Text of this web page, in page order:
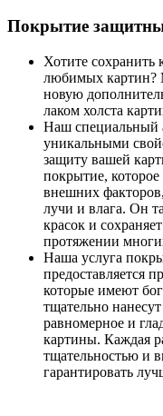
Покрытие
Хотите сохранить
любимых картин?
новую
лаком холста
Наш специальный
уникальными
защиту вашей
покрытие, которое
внешних
лучи и влага. Он
красок и
протяжении
Наша услуга
предоставляется
которые имеют
тщательно
равномерное и
картины. Каждая
тщательностью и
гарантировать